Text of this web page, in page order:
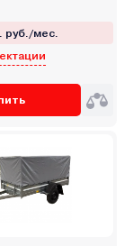
руб./мес.